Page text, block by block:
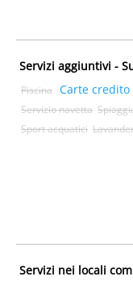
Servizi aggiuntivi -
Piscina Carte credito
Servizio navetta
Sport acquatici
Servizi nei locali